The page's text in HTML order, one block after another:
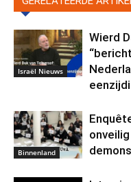
Israël Nieuws
Wierd
Binnenland